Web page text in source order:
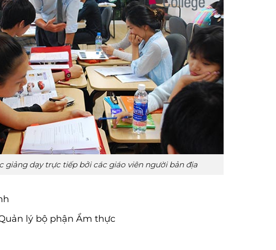
giảng dạy trực tiếp bởi các giáo viên người bản địa
lý bộ phận Ẩm thực